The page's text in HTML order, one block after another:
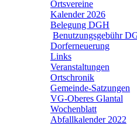
Ortsvereine
Kalender 2026
Belegung DGH
Benutzungsgebühr
Dorferneuerung
Links
Veranstaltungen
Ortschronik
Gemeinde-Satzungen
VG-Oberes Glantal
Wochenblatt
Abfallkalender 2022